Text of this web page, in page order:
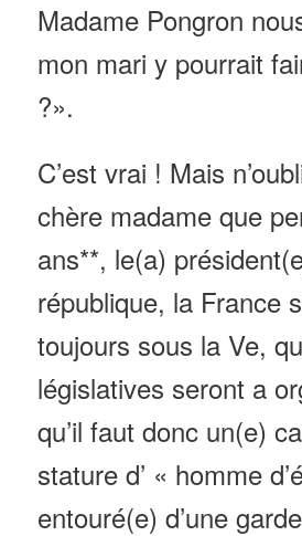
Madame Pongron
mon mari y pourrait
?».
C’est vrai ! Mais
chère madame que
ans**, le(a) président
république, la France
toujours sous la Ve,
législatives seront a
qu’il faut donc un(e)
stature d’ « homme
entouré(e) d’une